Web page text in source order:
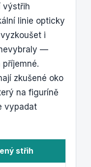
výstřih
linie opticky
i
—
zkušené oko
na figuríně
vypadat
střih